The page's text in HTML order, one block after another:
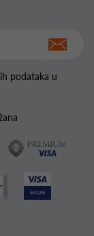
podataka u